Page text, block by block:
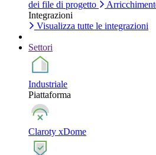
dei file di progetto
Integrazioni
Visualizza tutte le integrazioni
Settori
Industriale
Piattaforma
Claroty xDome